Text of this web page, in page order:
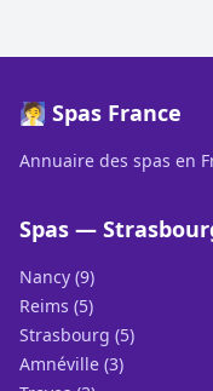
🧖 Spas France
Annuaire des spas en
Spas —
Nancy (9)
Reims (5)
Strasbourg (5)
Amnéville (3)